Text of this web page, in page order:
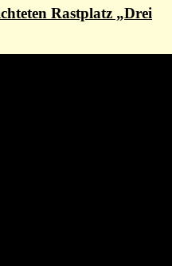
Rastplatz „Drei